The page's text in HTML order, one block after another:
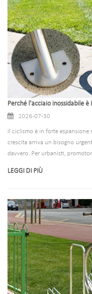
2026-07-30
Il ciclismo è in forte
crescita arriva un bisogno
davvero. Per urbanisti,
LEGGI DI PIÙ